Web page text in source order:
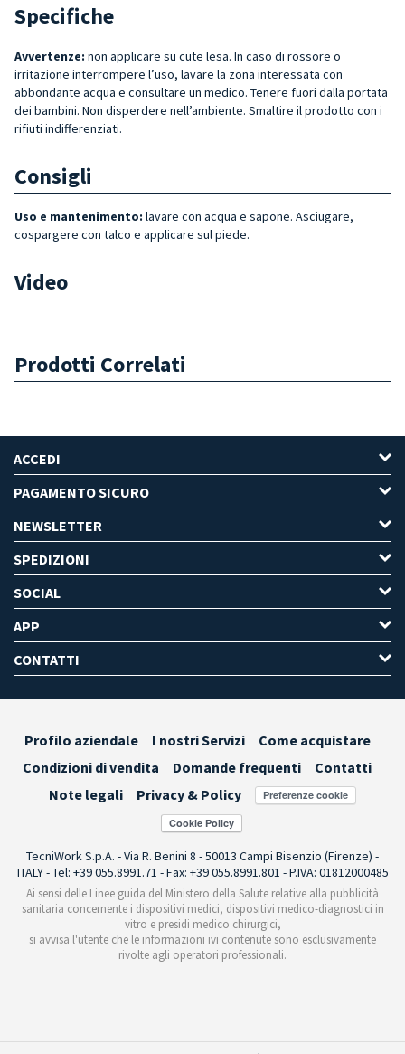
Specifiche
Avvertenze: non applicare su cute lesa. In caso di rossore o
irritazione interrompere l’uso, lavare la zona interessata con
abbondante acqua e consultare un medico. Tenere fuori dalla portata
dei bambini. Non disperdere nell’ambiente. Smaltire il prodotto con i
rifiuti indifferenziati.
Consigli
Uso e mantenimento: lavare con acqua e sapone. Asciugare,
cospargere con talco e applicare sul piede.
Video
Prodotti Correlati
ACCEDI
PAGAMENTO SICURO
NEWSLETTER
SPEDIZIONI
SOCIAL
APP
CONTATTI
Profilo aziendale I nostri Servizi
Come acquistare
Condizioni di vendita
Domande frequenti
Contatti
Note legali
Privacy & Policy Preferenze cookie
TecniWork S.p.A. - Via R. Benini 8 - 50013 Campi Bisenzio (Firenze) -
ITALY - Tel: +39 055.8991.71 - Fax: +39 055.8991.801 - P.IVA: 01812000485
Ai sensi delle Linee guida del Ministero della Salute relative alla pubblicità
sanitaria concernente i dispositivi medici, dispositivi medico-diagnostici in
vitro e presidi medico chirurgici,
si avvisa l'utente che le informazioni ivi contenute sono esclusivamente
rivolte agli operatori professionali.